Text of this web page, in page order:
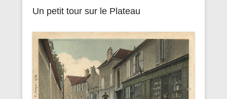
Un petit tour sur le Plateau